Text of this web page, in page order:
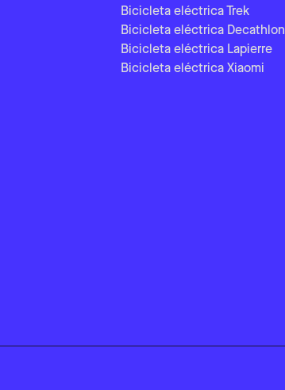
Bicicleta eléctrica Trek
Bicicleta eléctrica Decathlon
Bicicleta eléctrica Lapierre
Bicicleta eléctrica Xiaomi